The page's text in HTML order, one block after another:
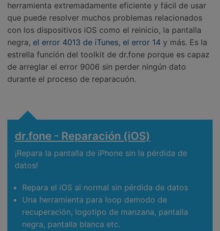
herramienta extremadamente eficiente y fácil de usar
que puede resolver muchos problemas relacionados
con los dispositivos iOS como el reinicio, la pantalla
negra, el error 4013 de iTunes, el error 14 y más. Es la
estrella función del toolkit de dr.fone porque es capaz
de arreglar el error 9006 sin perder ningún dato
durante el proceso de reparacuón.
dr.fone - Reparación (iOS)
¡Repara la pantalla de iPhone sin la pérdida de
datos!
Repara el iOS al normal sin pérdida de datos
Una herramienta para loop demodo de
recuperación, logotipo de manzana, pantalla
negra, pantalla blanca etc.